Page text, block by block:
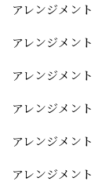
アレンジメ
アレンジメ
アレンジメ
アレンジメ
アレンジメ
アレンジメ